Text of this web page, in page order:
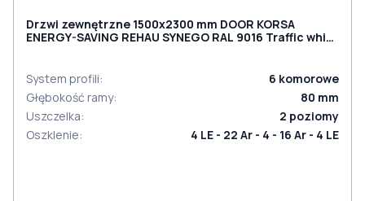
Drzwi zewnętrzne 1500x2300 mm DOOR KORSA
ENERGY-SAVING REHAU SYNEGO RAL 9016 Traffic white
System profili: 6 komorowe
Głębokość ramy: 80 mm
Uszczelka: 2 poziomy
Oszklenie: 4 LE - 22 Ar - 4 - 16 Ar - 4 LE